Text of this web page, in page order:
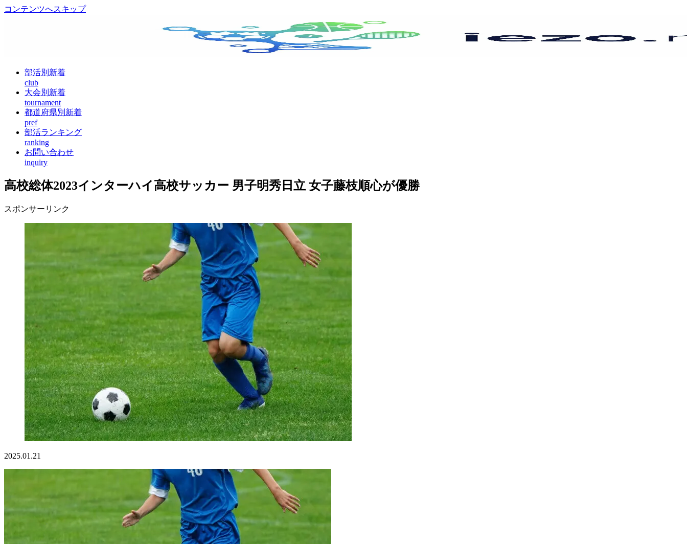
コンテンツへスキップ
部活別新着
club
大会別新着
tournament
都道府県別新着
pref
部活ランキング
ranking
お問い合わせ
inquiry
高校総体2023インターハイ高校サッカー 男子明秀日立 女子藤枝順心が優勝
スポンサーリンク
2025.01.21